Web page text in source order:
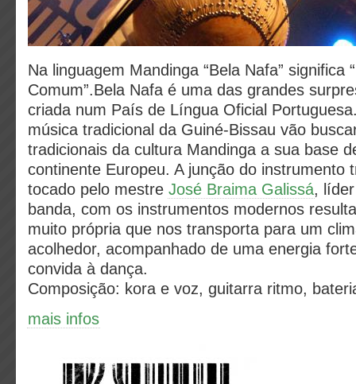
Na linguagem Mandinga “Bela Nafa” significa
Comum”.Bela Nafa é uma das grandes
criada num País de Língua Oficial
música tradicional da Guiné-Bissau vão
tradicionais da cultura Mandinga a sua base
continente Europeu. A junção do instrumento
tocado pelo mestre José Braima Galissá,
banda, com os instrumentos modernos
muito própria que nos transporta para um
acolhedor, acompanhado de uma energia
convida à dança.
Composição: kora e voz, guitarra ritmo,
mais infos